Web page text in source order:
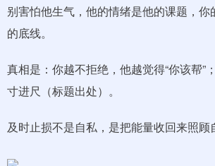
别害怕他生气，他的情绪是他的课题，你
的底线。
真相是：你越不拒绝，他越觉得“你该帮”
寸进尺（标题出处）。
及时止损不是自私，是把能量收回来照顾